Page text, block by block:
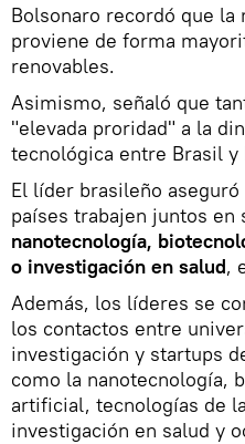
Bolsonaro recordó que
proviene de forma
renovables.
Asimismo, señaló que
"elevada proridad" a la
tecnológica entre Brasil y
El líder brasileño
países trabajen juntos en
nanotecnología,
o investigación en salud,
Además, los líderes se
los contactos entre
investigación y startups
como la nanotecnología,
artificial, tecnologías de
investigación en salud y